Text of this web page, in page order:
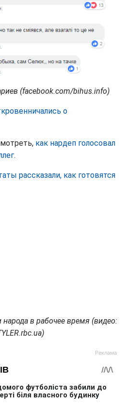
(facebook.com/bihus.info)
о
как нардеп голосовал
.
рассказали, как готовятся
в рабочее время (видео: